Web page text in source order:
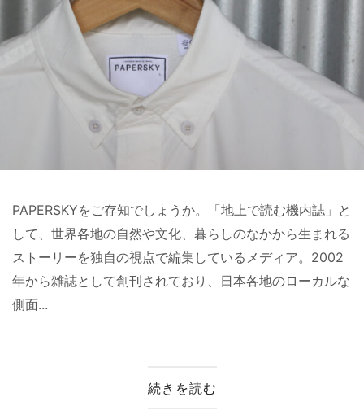
PAPERSKYをご存知でしょうか。「地上で読む機内誌」と
して、世界各地の自然や文化、暮らしのなかから生まれる
ストーリーを独自の視点で編集しているメディア。2002
年から雑誌として創刊されており、日本各地のローカルな
側面...
続きを読む